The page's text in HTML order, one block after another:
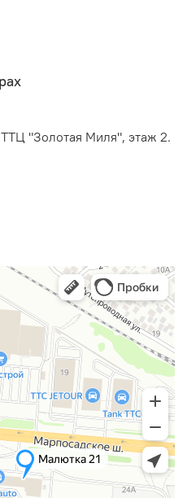
"Золотая Миля", этаж 2.